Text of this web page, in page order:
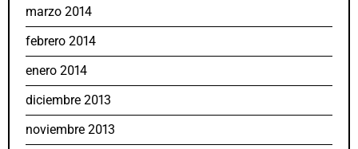
marzo 2014
febrero 2014
enero 2014
diciembre 2013
noviembre 2013